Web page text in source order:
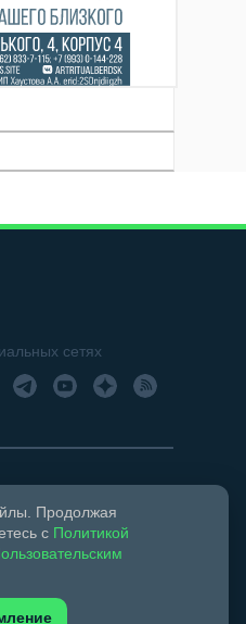
сетях
№ ФС 77 –
18+
Продолжая
с Политикой